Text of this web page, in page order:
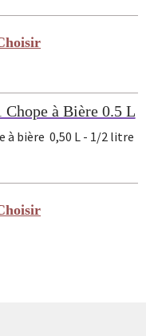
Chope à Bière 0.5 L
à bière 0,50 L - 1/2 litre